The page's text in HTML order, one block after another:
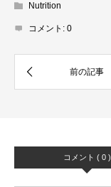
Nutrition
コメント: 0
コメント ( 0 )